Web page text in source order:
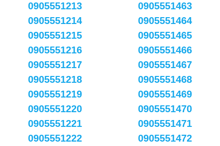
0905551213
0905551214
0905551215
0905551216
0905551217
0905551218
0905551219
0905551220
0905551221
0905551222
0905551463
0905551464
0905551465
0905551466
0905551467
0905551468
0905551469
0905551470
0905551471
0905551472